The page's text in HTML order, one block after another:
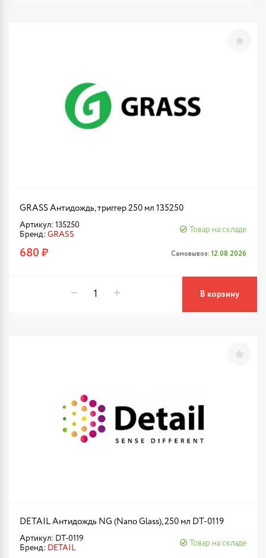
GRASS Антидождь, триггер 250 мл 135250
Артикул: 135250
Бренд: GRASS
Товар на складе
680 ₽ Самовывоз: 12.08.2026
В корзину
DETAIL Антидождь NG (Nano Glass), 250 мл DT-0119
Артикул: DT-0119
Бренд: DETAIL
Товар на складе